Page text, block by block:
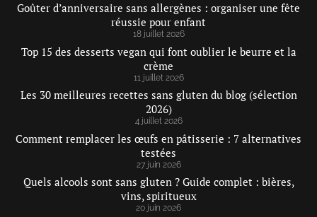
Goûter d’anniversaire sans allergènes : organiser une fête
réussie pour enfant
18 juillet 2026
Top 15 des desserts vegan qui font oublier le beurre et la
crème
11 juillet 2026
Les 30 meilleures recettes sans gluten du blog (sélection
2026)
4 juillet 2026
Comment remplacer les œufs en pâtisserie : 7 alternatives
testées
27 juin 2026
Quels alcools sont sans gluten ? Guide complet : bières,
vins, spiritueux
20 juin 2026